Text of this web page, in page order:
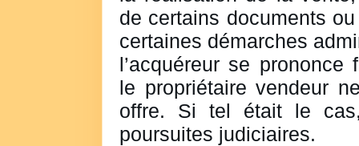
de certains documents
certaines démarches
l’acquéreur se prononce
le propriétaire vendeur
offre. Si tel était le
poursuites judiciaires.